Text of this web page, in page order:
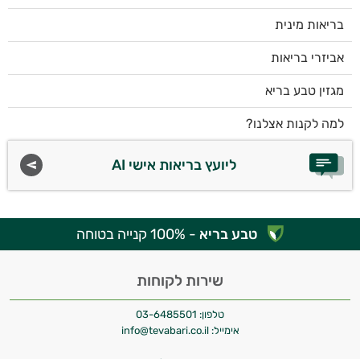
בריאות מינית
אביזרי בריאות
מגזין טבע בריא
למה לקנות אצלנו?
ליועץ בריאות אישי AI
טבע בריא - 100% קנייה בטוחה
שירות לקוחות
טלפון: 03-6485501
אימייל: info@tevabari.co.il